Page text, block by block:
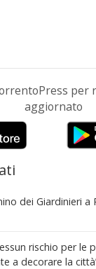
aggiornato
dei Giardinieri
rischio per le
a decorare la